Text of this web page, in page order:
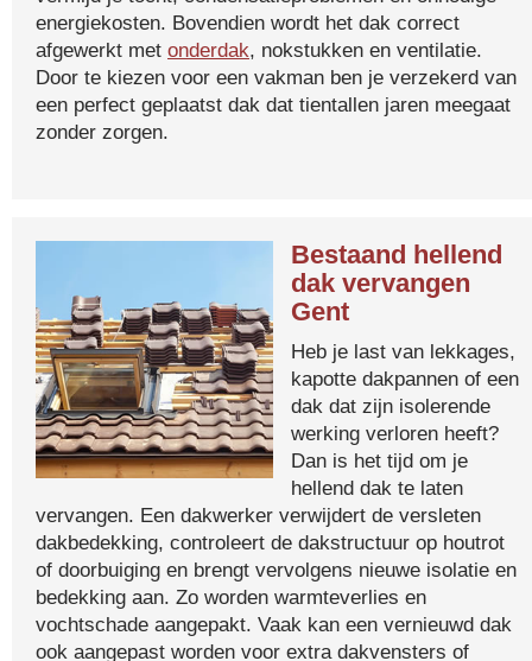
energiekosten. Bovendien wordt het dak correct
afgewerkt met onderdak, nokstukken en ventilatie.
Door te kiezen voor een vakman ben je verzekerd van
een perfect geplaatst dak dat tientallen jaren meegaat
zonder zorgen.
Bestaand hellend
dak vervangen
Gent
Heb je last van lekkages,
kapotte dakpannen of een
dak dat zijn isolerende
werking verloren heeft?
Dan is het tijd om je
hellend dak te laten
vervangen. Een dakwerker verwijdert de versleten
dakbedekking, controleert de dakstructuur op houtrot
of doorbuiging en brengt vervolgens nieuwe isolatie en
bedekking aan. Zo worden warmteverlies en
vochtschade aangepakt. Vaak kan een vernieuwd dak
ook aangepast worden voor extra dakvensters of